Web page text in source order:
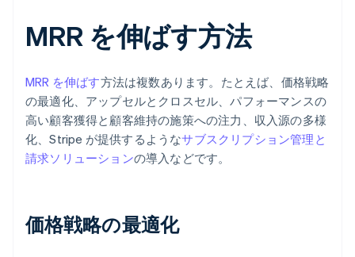
MRR を伸ばす方法
MRR を伸ばす方法は複数あります。たとえば、価格戦略
の最適化、アップセルとクロスセル、パフォーマンスの
高い顧客獲得と顧客維持の施策への注力、収入源の多様
化、Stripe が提供するようなサブスクリプション管理と
請求ソリューションの導入などです。
価格戦略の最適化